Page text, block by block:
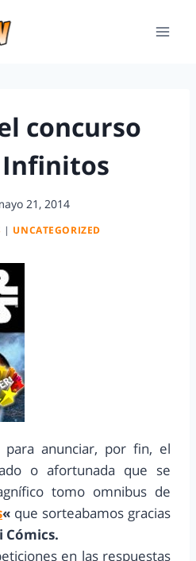
concurso
Infinitos
21, 2014
| UNCATEGORIZED
para anunciar, por fin, el
o afortunada que se
tomo omnibus de
« que sorteabamos gracias
Cómics.
en las respuestas